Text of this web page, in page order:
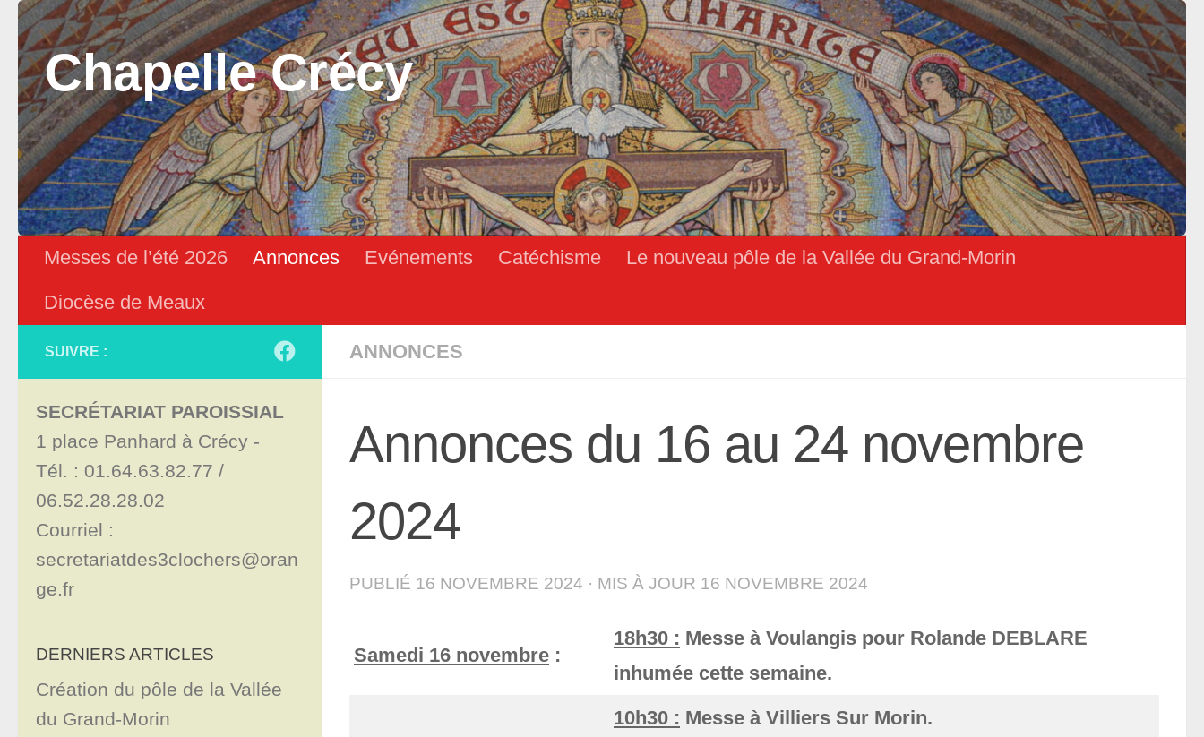
Skip to content
Chapelle Crécy
Messes de l’été 2026 Annonces Evénements Catéchisme
Le nouveau pôle de la Vallée du Grand-Morin
Diocèse de Meaux
ANNONCES
Annonces du 16 au 24 novembre
2024
PUBLIÉ 16 NOVEMBRE 2024 · MIS À JOUR 16 NOVEMBRE 2024
Samedi 16 novembre :
18h30 : Messe à Voulangis pour Rolande DEBLARE
inhumée cette semaine.
10h30 : Messe à Villiers Sur Morin.
SUIVRE :
SECRÉTARIAT PAROISSIAL
1 place Panhard à Crécy -
Tél. : 01.64.63.82.77 /
06.52.28.28.02
Courriel :
secretariatdes3clochers@oran
ge.fr
DERNIERS ARTICLES
Création du pôle de la Vallée
du Grand-Morin